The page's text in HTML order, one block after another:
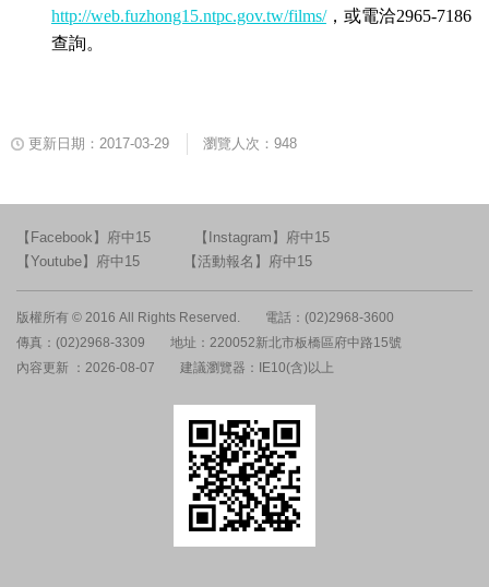
http://web.fuzhong15.ntpc.gov.tw/films/，或電洽2965-7186
查詢。
更新日期：2017-03-29 瀏覽人次：948
【Facebook】府中15
【Instagram】府中15
【Youtube】府中15
【活動報名】府中15
版權所有 © 2016 All Rights Reserved.
電話：(02)2968-3600
傳真：(02)2968-3309
地址：220052新北市板橋區府中路15號
內容更新 ：2026-08-07
建議瀏覽器：IE10(含)以上